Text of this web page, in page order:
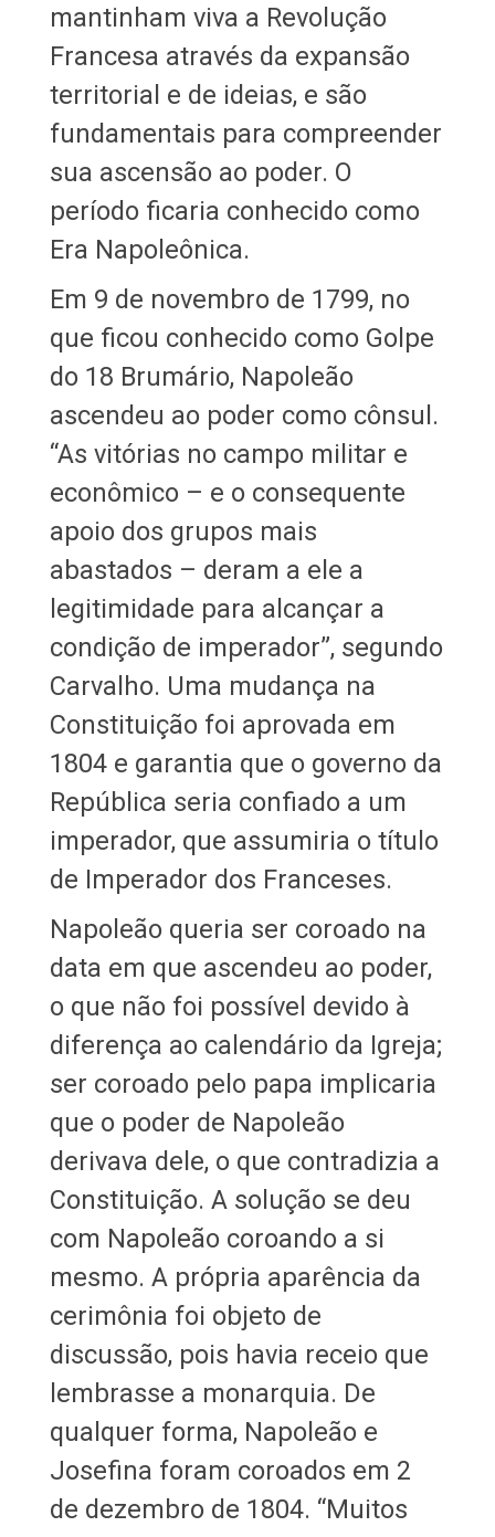
mantinham viva a Revolução
Francesa através da expansão
territorial e de ideias, e são
fundamentais para compreender
sua ascensão ao poder. O
período ficaria conhecido como
Era Napoleônica.
Em 9 de novembro de 1799, no
que ficou conhecido como Golpe
do 18 Brumário, Napoleão
ascendeu ao poder como cônsul.
“As vitórias no campo militar e
econômico – e o consequente
apoio dos grupos mais
abastados – deram a ele a
legitimidade para alcançar a
condição de imperador”, segundo
Carvalho. Uma mudança na
Constituição foi aprovada em
1804 e garantia que o governo da
República seria confiado a um
imperador, que assumiria o título
de Imperador dos Franceses.
Napoleão queria ser coroado na
data em que ascendeu ao poder,
o que não foi possível devido à
diferença ao calendário da Igreja;
ser coroado pelo papa implicaria
que o poder de Napoleão
derivava dele, o que contradizia a
Constituição. A solução se deu
com Napoleão coroando a si
mesmo. A própria aparência da
cerimônia foi objeto de
discussão, pois havia receio que
lembrasse a monarquia. De
qualquer forma, Napoleão e
Josefina foram coroados em 2
de dezembro de 1804. “Muitos